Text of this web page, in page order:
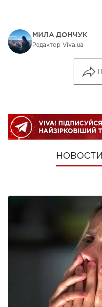
МИЛА ДОНЧУК
Редактор Viva.ua